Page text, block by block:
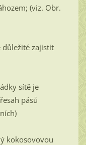
(viz. Obr.
důležité zajistit
sítě je
pásů
kokosovovou